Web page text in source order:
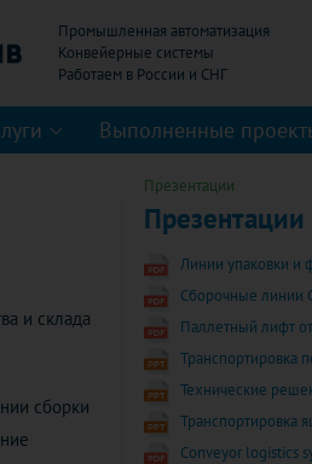
Промышленная автоматизация
Конвейерные системы
Выполненные
и склада
сборки
Презентации
Презентации
Линии упаковки и
Сборочные линии
Паллетный лифт
Транспортировка
Технические
Транспортировка
Conveyor logistics